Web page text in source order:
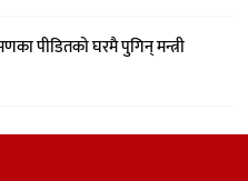
पीडितको घरमै पुगिन् मन्त्री